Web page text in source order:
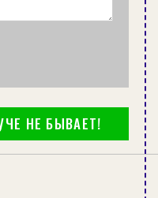
НЕ БЫВАЕТ!